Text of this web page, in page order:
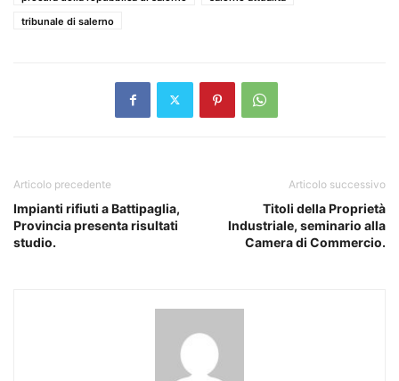
tribunale di salerno
Articolo precedente
Impianti rifiuti a Battipaglia,
Provincia presenta risultati
studio.
Articolo successivo
Titoli della Proprietà
Industriale, seminario alla
Camera di Commercio.